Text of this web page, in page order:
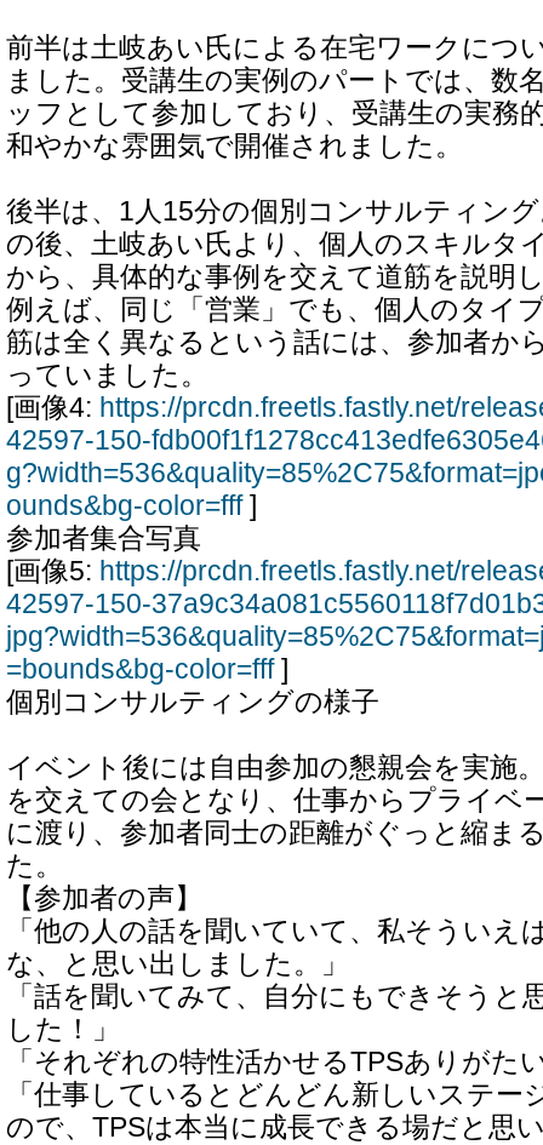
前半は土岐あい氏による在宅ワークにつ
ました。受講生の実例のパートでは、数
ッフとして参加しており、受講生の実務
和やかな雰囲気で開催されました。
後半は、1人15分の個別コンサルティン
の後、土岐あい氏より、個人のスキルタ
から、具体的な事例を交えて道筋を説明
例えば、同じ「営業」でも、個人のタイ
筋は全く異なるという話には、参加者か
っていました。
[画像4: https://prcdn.freetls.fastly.net/
42597-150-
ounds&bg-color=fff]
参加者集合写真
[画像5: https://prcdn.freetls.fastly.net/
42597-150-
=bounds&bg-color=fff]
個別コンサルティングの様子
イベント後には自由参加の懇親会を実施
を交えての会となり、仕事からプライベ
に渡り、参加者同士の距離がぐっと縮ま
た。
【参加者の声】
「他の人の話を聞いていて、私そういえ
な、と思い出しました。」
「話を聞いてみて、自分にもできそうと
した！」
「それぞれの特性活かせるTPSありがた
「仕事しているとどんどん新しいステー
ので、TPSは本当に成長できる場だと思